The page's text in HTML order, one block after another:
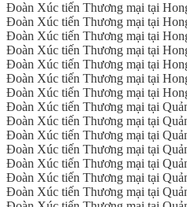
Đoàn Xúc tiến Thương mại tại
Đoàn Xúc tiến Thương mại tại
Đoàn Xúc tiến Thương mại tại
Đoàn Xúc tiến Thương mại tại
Đoàn Xúc tiến Thương mại tại
Đoàn Xúc tiến Thương mại tại
Đoàn Xúc tiến Thương mại tại
Đoàn Xúc tiến Thương mại tại
Đoàn Xúc tiến Thương mại tại
Đoàn Xúc tiến Thương mại tại
Đoàn Xúc tiến Thương mại tại
Đoàn Xúc tiến Thương mại tại
Đoàn Xúc tiến Thương mại tại
Đoàn Xúc tiến Thương mại tại